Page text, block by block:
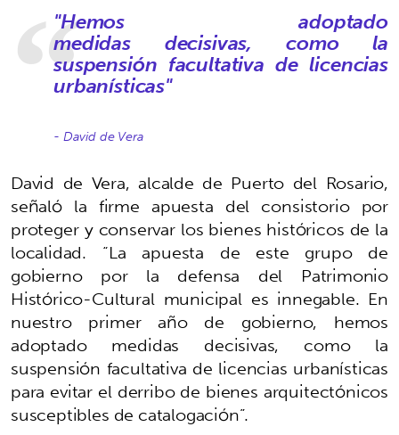
"Hemos adoptado
medidas decisivas, como la
suspensión facultativa de licencias
urbanísticas"
- David de Vera
David de Vera, alcalde de Puerto del Rosario,
señaló la firme apuesta del consistorio por
proteger y conservar los bienes históricos de la
localidad. “La apuesta de este grupo de
gobierno por la defensa del Patrimonio
Histórico-Cultural municipal es innegable. En
nuestro primer año de gobierno, hemos
adoptado medidas decisivas, como la
suspensión facultativa de licencias urbanísticas
para evitar el derribo de bienes arquitectónicos
susceptibles de catalogación”.